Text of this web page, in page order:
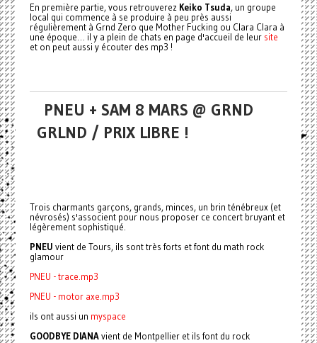
En première partie, vous retrouverez Keiko Tsuda, un groupe
local qui commence à se produire à peu près aussi
régulièrement à Grnd Zero que Mother Fucking ou Clara Clara à
une époque… il y a plein de chats en page d'accueil de leur site
et on peut aussi y écouter des mp3 !
PNEU + SAM 8 MARS @ GRND
GRLND / PRIX LIBRE !
Trois charmants garçons, grands, minces, un brin ténébreux (et
névrosés) s'associent pour nous proposer ce concert bruyant et
légèrement sophistiqué.
PNEU vient de Tours, ils sont très forts et font du math rock
glamour
PNEU - trace.mp3
PNEU - motor axe.mp3
ils ont aussi un myspace
GOODBYE DIANAvient de Montpellier et ils font du rock